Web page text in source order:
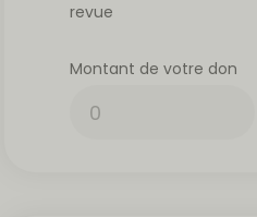
revue
Montant de votre don